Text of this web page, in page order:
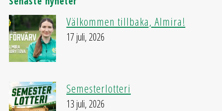
Välkommen tillbaka, Almira!
17 juli, 2026
Semesterlotteri
13 juli, 2026